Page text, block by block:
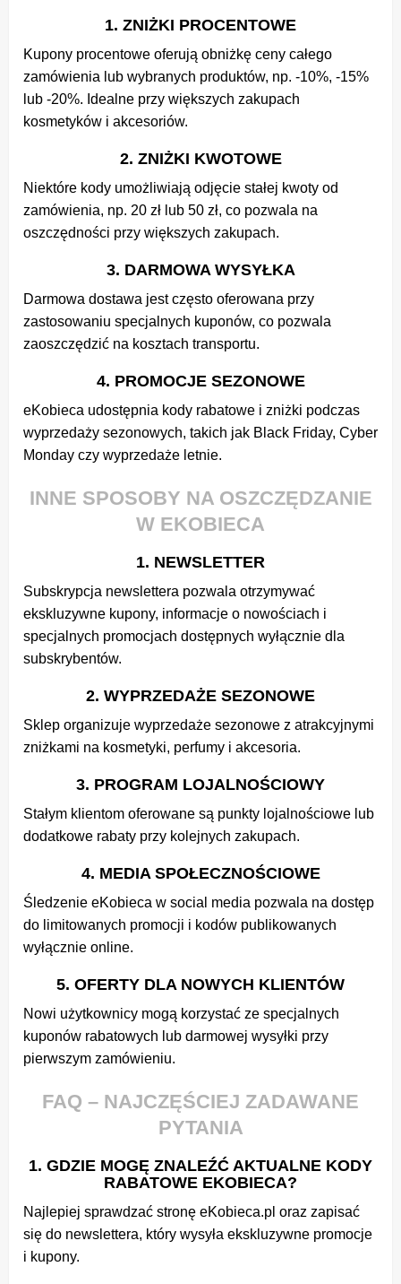
1. ZNIŻKI PROCENTOWE
Kupony procentowe oferują obniżkę ceny całego
zamówienia lub wybranych produktów, np. -10%, -15%
lub -20%. Idealne przy większych zakupach
kosmetyków i akcesoriów.
2. ZNIŻKI KWOTOWE
Niektóre kody umożliwiają odjęcie stałej kwoty od
zamówienia, np. 20 zł lub 50 zł, co pozwala na
oszczędności przy większych zakupach.
3. DARMOWA WYSYŁKA
Darmowa dostawa jest często oferowana przy
zastosowaniu specjalnych kuponów, co pozwala
zaoszczędzić na kosztach transportu.
4. PROMOCJE SEZONOWE
eKobieca udostępnia kody rabatowe i zniżki podczas
wyprzedaży sezonowych, takich jak Black Friday, Cyber
Monday czy wyprzedaże letnie.
INNE SPOSOBY NA OSZCZĘDZANIE
W EKOBIECA
1. NEWSLETTER
Subskrypcja newslettera pozwala otrzymywać
ekskluzywne kupony, informacje o nowościach i
specjalnych promocjach dostępnych wyłącznie dla
subskrybentów.
2. WYPRZEDAŻE SEZONOWE
Sklep organizuje wyprzedaże sezonowe z atrakcyjnymi
zniżkami na kosmetyki, perfumy i akcesoria.
3. PROGRAM LOJALNOŚCIOWY
Stałym klientom oferowane są punkty lojalnościowe lub
dodatkowe rabaty przy kolejnych zakupach.
4. MEDIA SPOŁECZNOŚCIOWE
Śledzenie eKobieca w social media pozwala na dostęp
do limitowanych promocji i kodów publikowanych
wyłącznie online.
5. OFERTY DLA NOWYCH KLIENTÓW
Nowi użytkownicy mogą korzystać ze specjalnych
kuponów rabatowych lub darmowej wysyłki przy
pierwszym zamówieniu.
FAQ – NAJCZĘŚCIEJ ZADAWANE
PYTANIA
1. GDZIE MOGĘ ZNALEŹĆ AKTUALNE KODY
RABATOWE EKOBIECA?
Najlepiej sprawdzać stronę eKobieca.pl oraz zapisać
się do newslettera, który wysyła ekskluzywne promocje
i kupony.